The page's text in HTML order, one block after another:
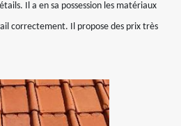
Il a en sa possession les matériaux
correctement. Il propose des prix très